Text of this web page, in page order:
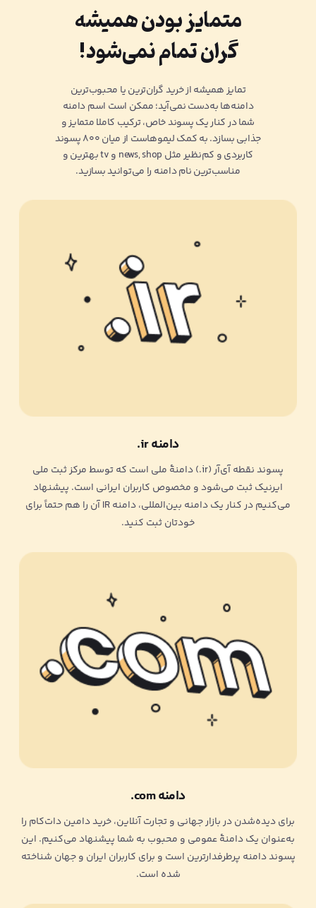
متمایز بودن همیشه
گران تمام نمی‌شود!
تمایز همیشه از خرید گران‌ترین یا محبوب‌ترین
دامنه‌ها به‌دست نمی‌آید؛ ممکن است اسم دامنه
شما در کنار یک پسوند خاص، ترکیب کاملا متمایز و
جذابی بسازد. به کمک لیمو‌هاست از میان ۸۰۰ پسوند
کاربردی و کم‌نظیر مثل news, shop و tv بهترین و
مناسب‌ترین نام دامنه را می‌توانید بسازید.
دامنه ir.
پسوند نقطه آی‌آر (ir.) دامنۀ ملی است که توسط مرکز ثبت ملی
ایرنیک ثبت می‌شود و مخصوص کاربران ایرانی است. پیشنهاد
می‌کنیم در کنار یک دامنه بین‌المللی، دامنه IR آن را هم حتماً برای
خودتان ثبت کنید.
دامنه com.
برای دیده‌‌شدن در بازار جهانی و تجارت آنلاین، خرید دامین دات‌کام را
به‌عنوان یک دامنۀ عمومی و محبوب به شما پیشنهاد می‌کنیم. این
پسوند دامنه پرطرفدارترین است و برای کاربران ایران و جهان شناخته
شده است.